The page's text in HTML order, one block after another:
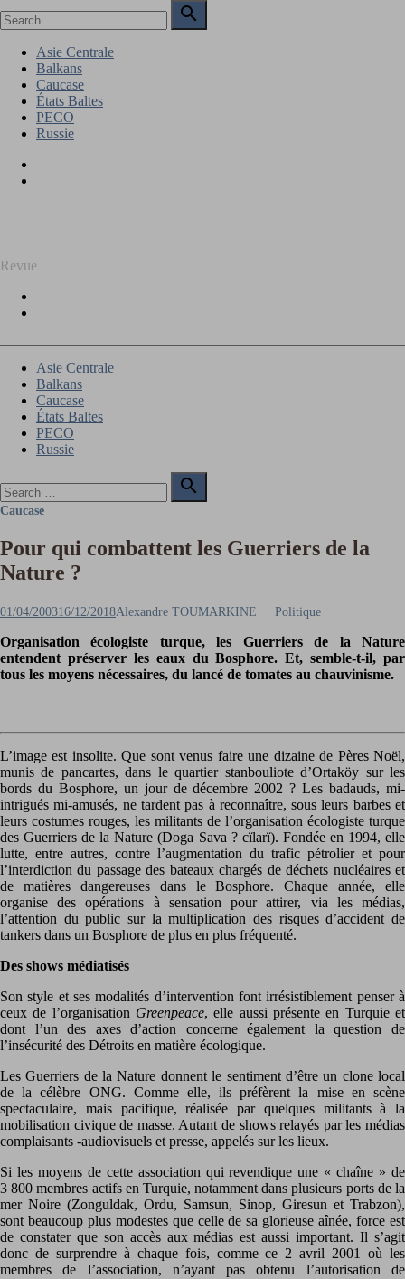
to
for:

Search
Asie Centrale
Balkans
Caucase
États Baltes
PECO
Russie
Revue
Asie Centrale
Balkans
Caucase
États Baltes
PECO
Russie
for:

Search
Caucase
Pour qui combattent les Guerriers de la
Nature ?
Posted
01/04/200316/12/2018Author
Alexandre TOUMARKINE Politique
Organisation écologiste turque, les Guerriers de la Nature
entendent préserver les eaux du Bosphore. Et, semble-t-il, par
tous les moyens nécessaires, du lancé de tomates au chauvinisme.
L’image est insolite. Que sont venus faire une dizaine de Pères Noël,
munis de pancartes, dans le quartier stanbouliote d’Ortaköy sur les
bords du Bosphore, un jour de décembre 2002 ? Les badauds, mi-
intrigués mi-amusés, ne tardent pas à reconnaître, sous leurs barbes et
leurs costumes rouges, les militants de l’organisation écologiste turque
des Guerriers de la Nature (Doga Sava ? cïlarï). Fondée en 1994, elle
lutte, entre autres, contre l’augmentation du trafic pétrolier et pour
l’interdiction du passage des bateaux chargés de déchets nucléaires et
de matières dangereuses dans le Bosphore. Chaque année, elle
organise des opérations à sensation pour attirer, via les médias,
l’attention du public sur la multiplication des risques d’accident de
tankers dans un Bosphore de plus en plus fréquenté.
Des shows médiatisés
Son style et ses modalités d’intervention font irrésistiblement penser à
ceux de l’organisation Greenpeace, elle aussi présente en Turquie et
dont l’un des axes d’action concerne également la question de
l’insécurité des Détroits en matière écologique.
Les Guerriers de la Nature donnent le sentiment d’être un clone local
de la célèbre ONG. Comme elle, ils préfèrent la mise en scène
spectaculaire, mais pacifique, réalisée par quelques militants à la
mobilisation civique de masse. Autant de shows relayés par les médias
complaisants -audiovisuels et presse, appelés sur les lieux.
Si les moyens de cette association qui revendique une « chaîne » de
3 800 membres actifs en Turquie, notamment dans plusieurs ports de la
mer Noire (Zonguldak, Ordu, Samsun, Sinop, Giresun et Trabzon),
sont beaucoup plus modestes que celle de sa glorieuse aînée, force est
de constater que son accès aux médias est aussi important. Il s’agit
donc de surprendre à chaque fois, comme ce 2 avril 2001 où les
membres de l’association, n’ayant pas obtenu l’autorisation de